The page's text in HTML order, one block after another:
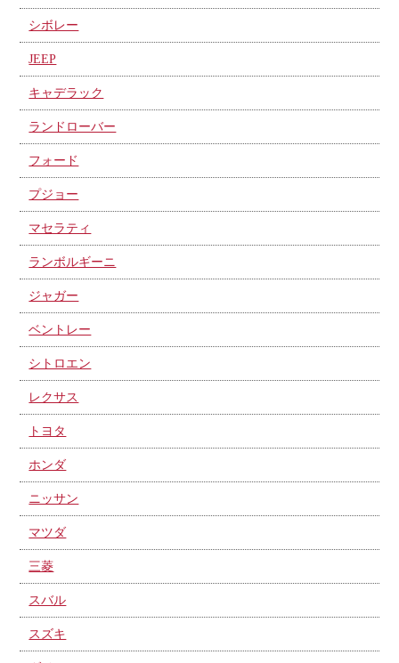
シボレー
JEEP
キャデラック
ランドローバー
フォード
プジョー
マセラティ
ランボルギーニ
ジャガー
ベントレー
シトロエン
レクサス
トヨタ
ホンダ
ニッサン
マツダ
三菱
スバル
スズキ